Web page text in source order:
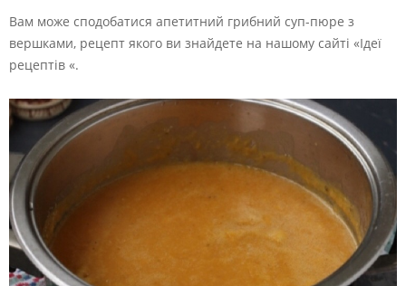
Вам може сподобатися апетитний грибний суп-пюре з
вершками, рецепт якого ви знайдете на нашому сайті «Ідеї
рецептів «.